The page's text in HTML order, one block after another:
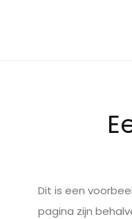
Dit is een
pagina zijn